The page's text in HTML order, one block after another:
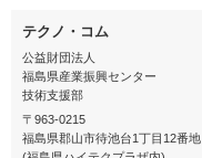
テクノ・コム
公益財団法人
福島県産業振興センター
技術支援部
〒963-0215
福島県郡山市待池台1丁目12番地